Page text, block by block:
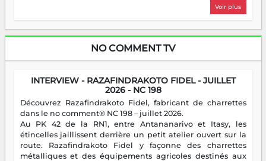
Voir plus
NO COMMENT TV
INTERVIEW - RAZAFINDRAKOTO FIDEL - JUILLET
2026 - NC 198
Découvrez Razafindrakoto Fidel, fabricant de charrettes
dans le no comment® NC 198 – juillet 2026.
Au PK 42 de la RN1, entre Antananarivo et Itasy, les
étincelles jaillissent derrière un petit atelier ouvert sur la
route. Razafindrakoto Fidel y façonne des charrettes
métalliques et des équipements agricoles destinés aux